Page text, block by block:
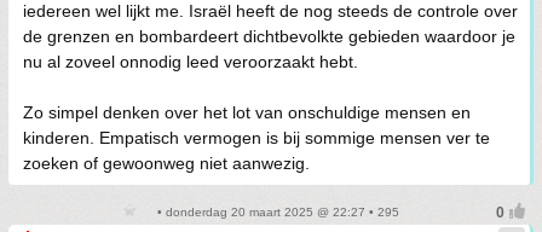
iedereen wel lijkt me. Israël heeft de nog steeds de controle over
de grenzen en bombardeert dichtbevolkte gebieden waardoor je
nu al zoveel onnodig leed veroorzaakt hebt.
Zo simpel denken over het lot van onschuldige mensen en
kinderen. Empatisch vermogen is bij sommige mensen ver te
zoeken of gewoonweg niet aanwezig.
• donderdag 20 maart 2025 @ 22:27 • 295